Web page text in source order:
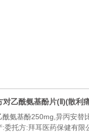
对乙酰氨基酚片(Ⅱ)(散利
:委托方:拜耳医药保健有限公司(受托方:山东新华制药股份有限